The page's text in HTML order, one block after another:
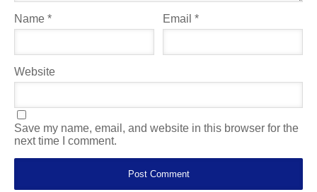
Name * Email*
Website
Save my name, email, and website in this browser for the
next time I comment.